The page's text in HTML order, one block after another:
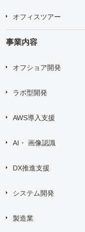
オフィスツアー
事業内容
オフショア開発
ラボ型開発
AWS導入支援
AI・ 画像認識
DX推進支援
システム開発
製造業